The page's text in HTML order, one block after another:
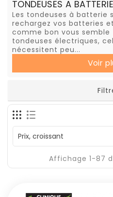
TONDEUSES A
Les tondeuses à batterie
rechargez vos batteries
comme bon vous
tondeuses électriques,
nécessitent peu...
Voir
Prix, croissant
Affichage 1-87